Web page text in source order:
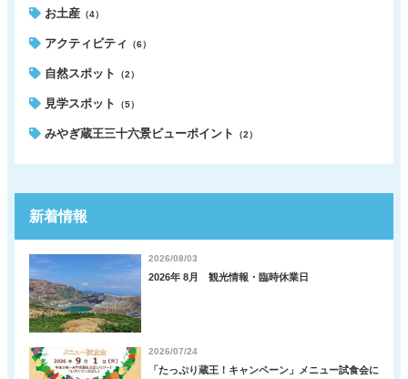
お土産 （4）
アクティビティ （6）
自然スポット （2）
見学スポット （5）
みやぎ蔵王三十六景ビューポイント （2）
新着情報
2026/08/03
2026年 8月 観光情報・臨時休業日
2026/07/24
「たっぷり蔵王！キャンペーン」メニュー試食会に